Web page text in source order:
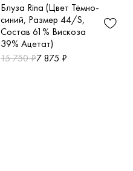
Блуза Rina (Цвет Тёмно-
синий, Размер 44/S,
Состав 61% Вискоза
39% Ацетат)
15 750 ₽7 875 ₽